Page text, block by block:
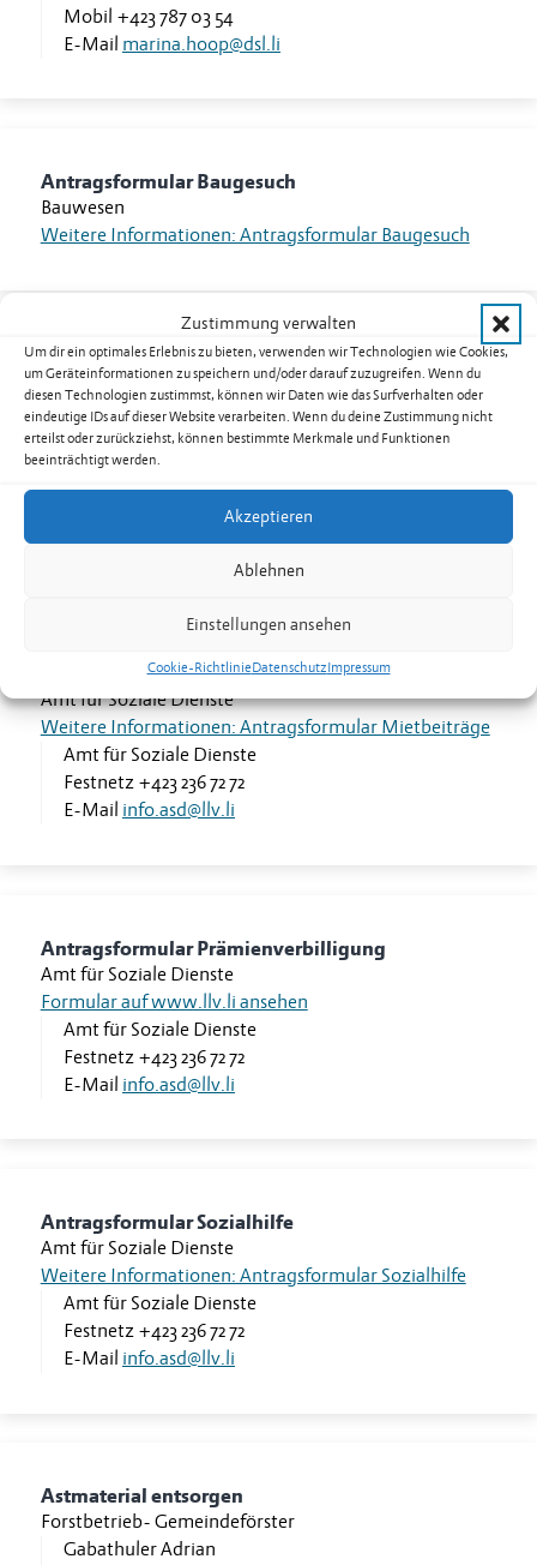
Zustimmung verwalten
Um dir ein optimales Erlebnis zu bieten, verwenden wir Technologien wie Cookies,
um Geräteinformationen zu speichern und/oder darauf zuzugreifen. Wenn du
diesen Technologien zustimmst, können wir Daten wie das Surfverhalten oder
eindeutige IDs auf dieser Website verarbeiten. Wenn du deine Zustimmung nicht
erteilst oder zurückziehst, können bestimmte Merkmale und Funktionen
beeinträchtigt werden.
Akzeptieren
Ablehnen
Einstellungen ansehen
Cookie-RichtlinieDatenschutzImpressum
Mobil +423 787 03 54
E-Mail marina.hoop@dsl.li
Antragsformular Baugesuch
Bauwesen
Weitere Informationen: Antragsformular Baugesuch
Antragsformular Energiekostenpauschale
Amt für Soziale Dienste
Weitere Informationen: Antragsformular
Energiekostenpauschale
+423 236 72 72
Antragsformular Mietbeiträge
Amt für Soziale Dienste
Weitere Informationen: Antragsformular Mietbeiträge
Amt für Soziale Dienste
Festnetz +423 236 72 72
E-Mail info.asd@llv.li
Antragsformular Prämienverbilligung
Amt für Soziale Dienste
Formular auf www.llv.li ansehen
Amt für Soziale Dienste
Festnetz +423 236 72 72
E-Mail info.asd@llv.li
Antragsformular Sozialhilfe
Amt für Soziale Dienste
Weitere Informationen: Antragsformular Sozialhilfe
Amt für Soziale Dienste
Festnetz +423 236 72 72
E-Mail info.asd@llv.li
Astmaterial entsorgen
Forstbetrieb- Gemeindeförster
Gabathuler Adrian